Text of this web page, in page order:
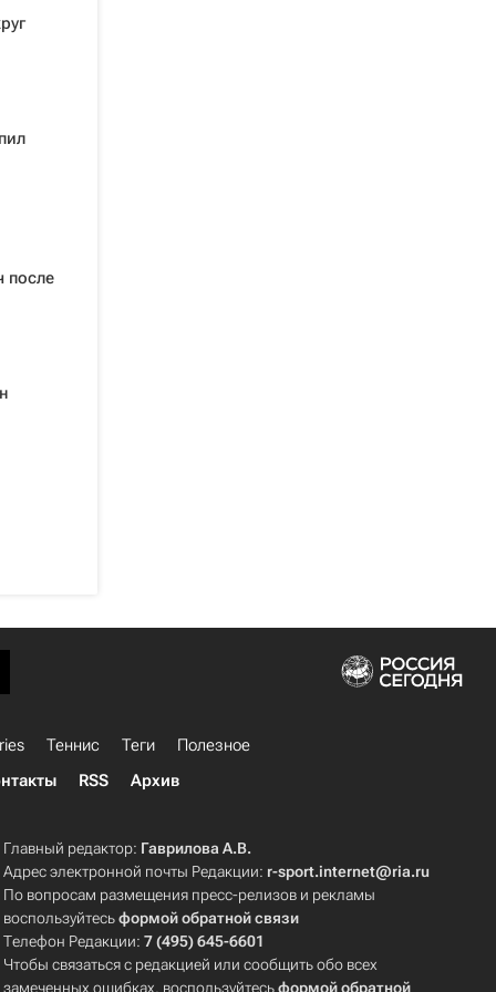
после
Теннис Теги
Полезное
RSS Архив
Главный редактор: Гаврилова А.В.
Адрес электронной почты Редакции: r-sport.internet@ria.ru
По вопросам размещения пресс-релизов и рекламы
воспользуйтесьформой обратной связи
Телефон Редакции:7 (495) 645-6601
Чтобы связаться с редакцией или сообщить обо всех
замеченных ошибках, воспользуйтесьформой обратной